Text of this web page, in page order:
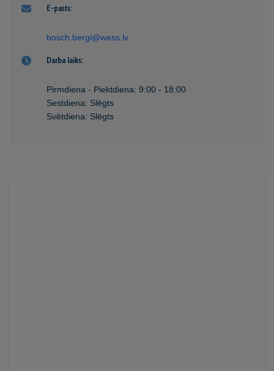
E-pasts:
bosch.bergi@wess.lv
Darba laiks:
Pirmdiena - Piektdiena: 9:00 - 18:00
Sestdiena: Slēgts
Svētdiena: Slēgts